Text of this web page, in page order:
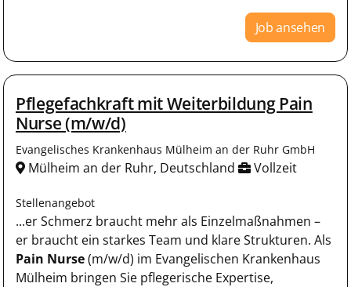
Job ansehen
Pflegefachkraft mit Weiterbildung Pain
Nurse (m/w/d)
Evangelisches Krankenhaus Mülheim an der Ruhr GmbH
Mülheim an der Ruhr, Deutschland Vollzeit
Stellenangebot
...er Schmerz braucht mehr als Einzelmaßnahmen –
er braucht ein starkes Team und klare Strukturen. Als
Pain Nurse(m/w/d) im Evangelischen Krankenhaus
Mülheim bringen Sie pflegerische Expertise,